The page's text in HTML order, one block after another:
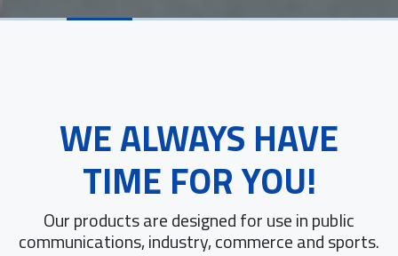
WE ALWAYS HAVE
TIME FOR YOU!
Our products are designed for use in public
communications, industry, commerce and sports.